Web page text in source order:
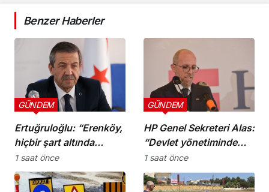
Benzer Haberler
Ertuğruloğlu: “Erenköy,
hiçbir şart altında
esareti kabul
etmeyeceğimizin en
açık kanıtıdır”
GÜNDEM
1 saat önce
HP Genel Sekreteri Alas:
“Devlet yönetiminde
köklü bir zihniyet
değişimine ihtiyaç var”
GÜNDEM
1 saat önce